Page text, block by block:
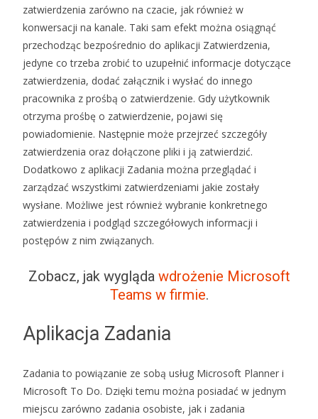
zatwierdzenia zarówno na czacie, jak również w
konwersacji na kanale. Taki sam efekt można osiągnąć
przechodząc bezpośrednio do aplikacji Zatwierdzenia,
jedyne co trzeba zrobić to uzupełnić informacje dotyczące
zatwierdzenia, dodać załącznik i wysłać do innego
pracownika z prośbą o zatwierdzenie. Gdy użytkownik
otrzyma prośbę o zatwierdzenie, pojawi się
powiadomienie. Następnie może przejrzeć szczegóły
zatwierdzenia oraz dołączone pliki i ją zatwierdzić.
Dodatkowo z aplikacji Zadania można przeglądać i
zarządzać wszystkimi zatwierdzeniami jakie zostały
wysłane. Możliwe jest również wybranie konkretnego
zatwierdzenia i podgląd szczegółowych informacji i
postępów z nim związanych.
Zobacz, jak wygląda wdrożenie Microsoft
Teams w firmie.
Aplikacja Zadania
Zadania to powiązanie ze sobą usług Microsoft Planner i
Microsoft To Do. Dzięki temu można posiadać w jednym
miejscu zarówno zadania osobiste, jak i zadania